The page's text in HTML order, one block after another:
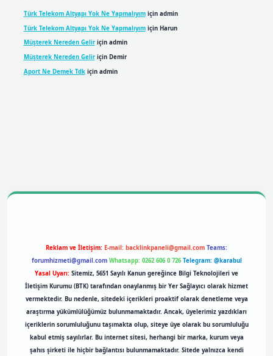
Türk Telekom Altyapı Yok Ne Yapmalıyımiçin admin
Türk Telekom Altyapı Yok Ne Yapmalıyımiçin Harun
Müşterek Nereden Geliriçin admin
Müşterek Nereden Geliriçin Demir
Aport Ne Demek Tdkiçin admin
Reklam ve İletişim: E-mail: backlinkpaneli@gmail.com Teams:
forumhizmeti@gmail.com Whatsapp: 0262 606 0 726 Telegram: @karabul
Yasal Uyarı: Sitemiz, 5651 Sayılı Kanun gereğince Bilgi Teknolojileri ve
İletişim Kurumu (BTK) tarafından onaylanmış bir Yer Sağlayıcı olarak hizmet
vermektedir. Bu nedenle, sitedeki içerikleri proaktif olarak denetleme veya
araştırma yükümlülüğümüz bulunmamaktadır. Ancak, üyelerimiz yazdıkları
içeriklerin sorumluluğunu taşımakta olup, siteye üye olarak bu sorumluluğu
kabul etmiş sayılırlar. Bu internet sitesi, herhangi bir marka, kurum veya
şahıs şirketi ile hiçbir bağlantısı bulunmamaktadır. Sitede yalnızca kendi